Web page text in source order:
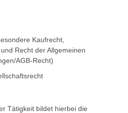
Kaufrecht,
Recht der Allgemeinen
AGB-Recht)
Tätigkeit bildet hierbei die